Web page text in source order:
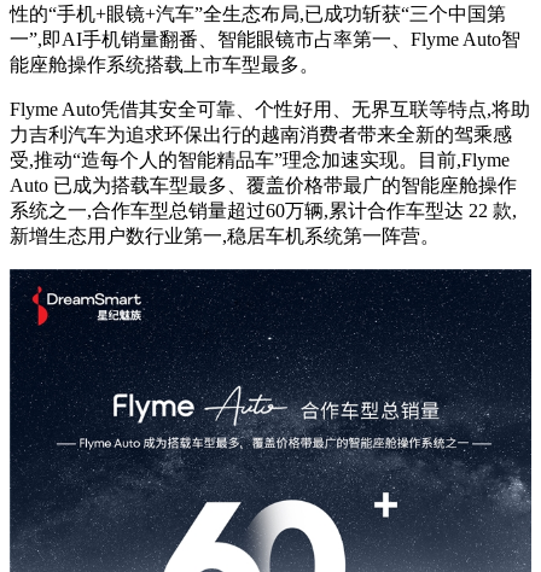
性的“手机+眼镜+汽车”全生态布局,已成功斩获“三个中国第
一”,即AI手机销量翻番、智能眼镜市占率第一、Flyme Auto智
能座舱操作系统搭载上市车型最多。
Flyme Auto凭借其安全可靠、个性好用、无界互联等特点,将助
力吉利汽车为追求环保出行的越南消费者带来全新的驾乘感
受,推动“造每个人的智能精品车”理念加速实现。目前,Flyme
Auto 已成为搭载车型最多、覆盖价格带最广的智能座舱操作
系统之一,合作车型总销量超过60万辆,累计合作车型达 22 款,
新增生态用户数行业第一,稳居车机系统第一阵营。